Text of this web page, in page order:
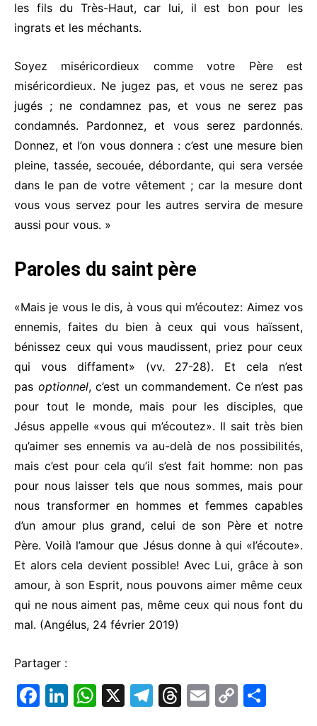
les fils du Très-Haut, car lui, il est bon pour les
ingrats et les méchants.
Soyez miséricordieux comme votre Père est
miséricordieux. Ne jugez pas, et vous ne serez pas
jugés ; ne condamnez pas, et vous ne serez pas
condamnés. Pardonnez, et vous serez pardonnés.
Donnez, et l’on vous donnera : c’est une mesure bien
pleine, tassée, secouée, débordante, qui sera versée
dans le pan de votre vêtement ; car la mesure dont
vous vous servez pour les autres servira de mesure
aussi pour vous. »
Paroles du saint père
«Mais je vous le dis, à vous qui m’écoutez: Aimez vos
ennemis, faites du bien à ceux qui vous haïssent,
bénissez ceux qui vous maudissent, priez pour ceux
qui vous diffament» (vv. 27-28). Et cela n’est
pas optionnel, c’est un commandement. Ce n’est pas
pour tout le monde, mais pour les disciples, que
Jésus appelle «vous qui m’écoutez». Il sait très bien
qu’aimer ses ennemis va au-delà de nos possibilités,
mais c’est pour cela qu’il s’est fait homme: non pas
pour nous laisser tels que nous sommes, mais pour
nous transformer en hommes et femmes capables
d’un amour plus grand, celui de son Père et notre
Père. Voilà l’amour que Jésus donne à qui «l’écoute».
Et alors cela devient possible! Avec Lui, grâce à son
amour, à son Esprit, nous pouvons aimer même ceux
qui ne nous aiment pas, même ceux qui nous font du
mal. (Angélus, 24 février 2019)
Partager :
F
Li W X
T
T
E
C